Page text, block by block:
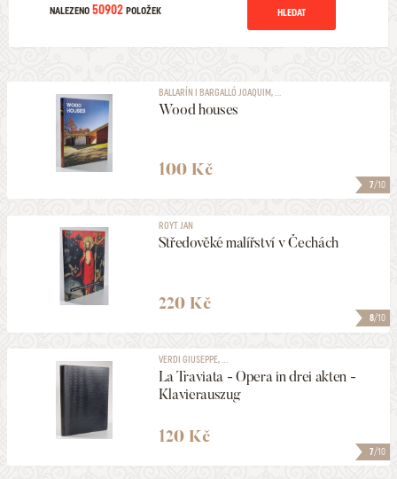
NALEZENO 50902 POLOŽEK HLEDAT
7/10
BALLARÍN I BARGALLÓ JOAQUIM, ...
Wood houses
100 Kč
8/10
ROYT JAN
Středověké malířství v Čechách
220 Kč
7/10
VERDI GIUSEPPE, ...
La Traviata - Opera in drei akten -
Klavierauszug
120 Kč